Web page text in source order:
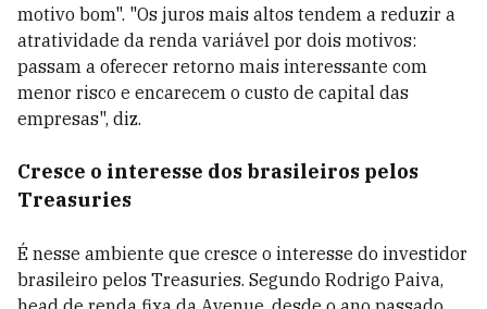
motivo bom". "Os juros mais altos tendem a reduzir a
atratividade da renda variável por dois motivos:
passam a oferecer retorno mais interessante com
menor risco e encarecem o custo de capital das
empresas", diz.
Cresce o interesse dos brasileiros pelos
Treasuries
É nesse ambiente que cresce o interesse do investidor
brasileiro pelos Treasuries. Segundo Rodrigo Paiva,